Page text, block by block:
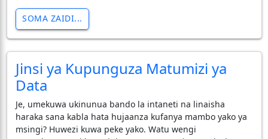
SOMA ZAIDI...
Jinsi ya Kupunguza Matumizi ya
Data
Je, umekuwa ukinunua bando la intaneti na linaisha
haraka sana kabla hata hujaanza kufanya mambo yako ya
msingi? Huwezi kuwa peke yako. Watu wengi